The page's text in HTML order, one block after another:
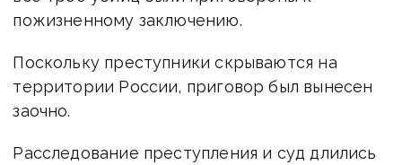
пожизненному заключению.
Поскольку преступники скрываются на
территории России, приговор был вынесен
заочно.
Расследование преступления и суд длились